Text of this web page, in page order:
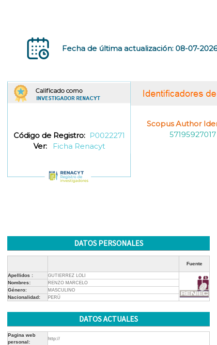
Fecha de última actualización: 08-07-2026
Código de Registro: P0022271
Ver:
Ficha Renacyt
Scopus Author
57195927017
DATOS PERSONALES
Fuente
Apellidos : GUTIERREZ LOLI
Nombres: RENZO MARCELO
Género: MASCULINO
Nacionalidad: PERÚ
DATOS ACTUALES
Pagina web
personal:
http://